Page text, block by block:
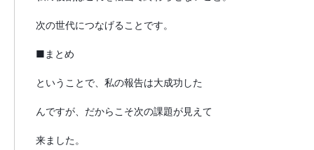
次の世代につなげることです。
■まとめ
ということで、私の報告は大成功した
んですが、だからこそ次の課題が見えて
来ました。